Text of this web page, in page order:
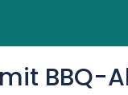
BBQ-